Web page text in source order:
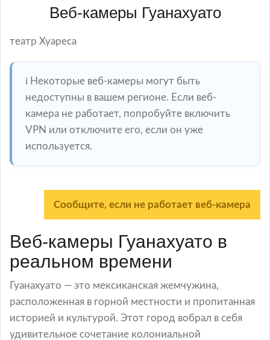
Веб-камеры Гуанахуато
театр Хуареса
ℹ️ Некоторые веб-камеры могут быть
недоступны в вашем регионе. Если веб-
камера не работает, попробуйте включить
VPN или отключите его, если он уже
используется.
Сообщите, если не работает веб-камера
Веб-камеры Гуанахуато в
реальном времени
Гуанахуато — это мексиканская жемчужина,
расположенная в горной местности и пропитанная
историей и культурой. Этот город вобрал в себя
удивительное сочетание колониальной